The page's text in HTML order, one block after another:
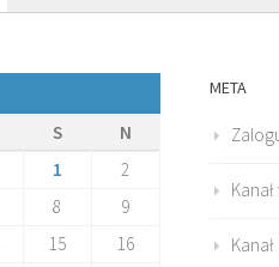
S
N
1
2
8
9
15
16
META